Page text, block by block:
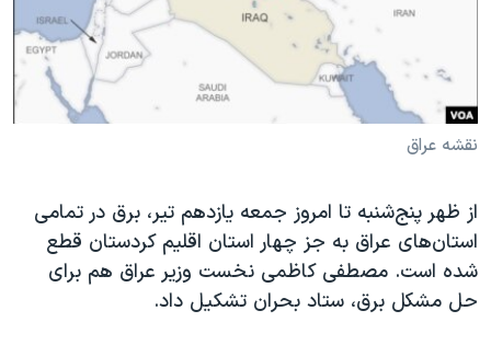
فرهنگ و زندگی
حقوق شهروندی
اقتصادی
علم و فناوری
گالری عکس
آرشیو پخش زنده
مستندها
انتخابات ریاست جمهوری آمریکا ۲۰۲۴
حمله جمهوری اسلامی به اسرائیل
رمز مهسا
اعتراضات زن، زندگی، آزادی
مجموعه مستندهای دادخواهی
تریبونال مردمی آبان ۹۸
دنبال کنید
نقشه عراق
از ظهر پنج‌شنبه تا امروز جمعه یازدهم تیر، برق در تمامی
استان‌های عراق به جز چهار استان اقلیم کردستان قطع
شده است. مصطفی کاظمی نخست وزیر عراق هم برای
حل مشکل برق، ستاد بحران تشکیل داد.